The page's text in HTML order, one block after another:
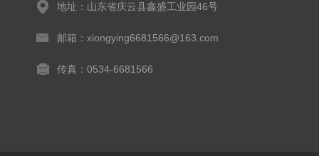
地址：山东省庆云县鑫盛工业园46号
邮箱：xiongying6681566@163.com
传真：0534-6681566